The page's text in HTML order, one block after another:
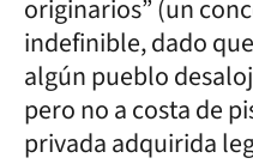
originarios” (un
indefinible, dado
algún pueblo
pero no a costa de
privada adquirida